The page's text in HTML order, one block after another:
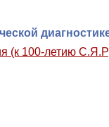
(к 100-летию